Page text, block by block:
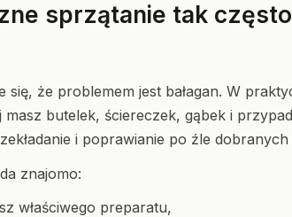
sprzątanie tak
że problemem jest bałagan. W
masz butelek, ściereczek, gąbek i
i poprawianie po źle
znajomo:
właściwego preparatu,